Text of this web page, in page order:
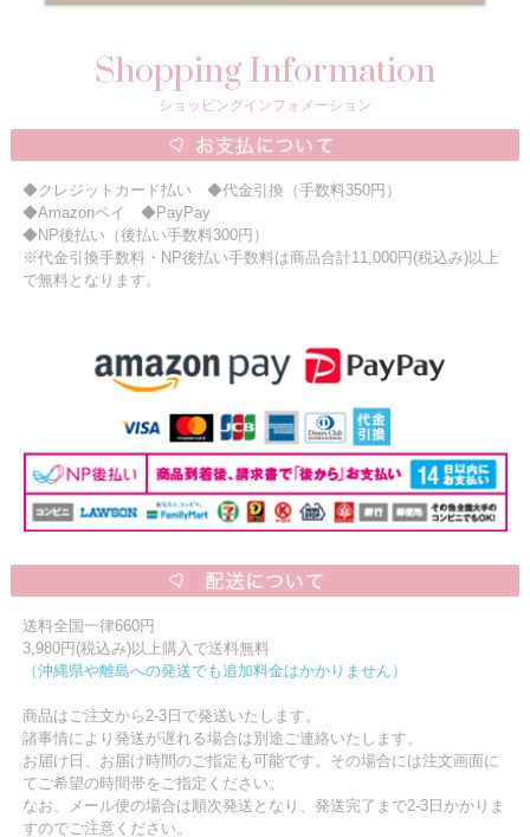
Shopping Information
ショッピングインフォメーション
◆クレジットカード払い ◆代金引換（手数料350円）
◆Amazonペイ ◆PayPay
◆NP後払い（後払い手数料300円）
※代金引換手数料・NP後払い手数料は商品合計11,000円(税込み)以上
で無料となります。
送料全国一律660円
3,980円(税込み)以上購入で送料無料
（沖縄県や離島への発送でも追加料金はかかりません）
商品はご注文から2-3日で発送いたします。
諸事情により発送が遅れる場合は別途ご連絡いたします。
お届け日、お届け時間のご指定も可能です。その場合には注文画面に
てご希望の時間帯をご指定ください。
なお、メール便の場合は順次発送となり、発送完了まで2-3日かかりま
すのでご注意ください。
電話受付時間：月～金10:00~16:00 ※祝日除く